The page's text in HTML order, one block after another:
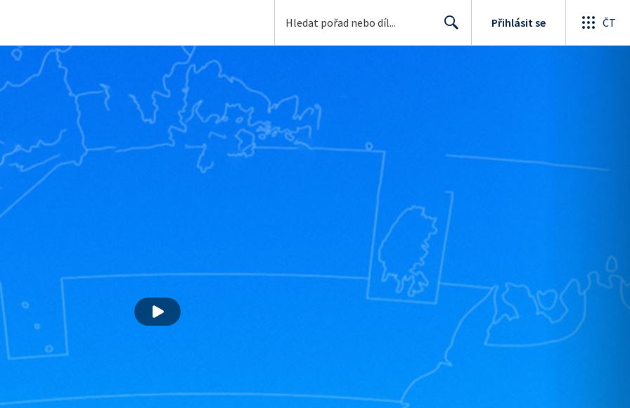
Přihlásit se ČT